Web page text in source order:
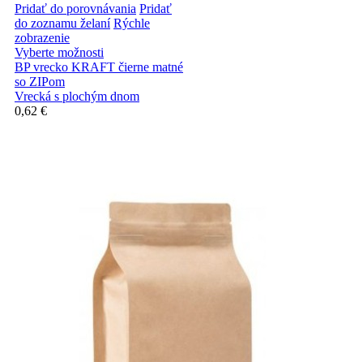
Pridať do porovnávania Pridať
do zoznamu želaní Rýchle
zobrazenie
Vyberte možnosti
BP vrecko KRAFT čierne matné
so ZIPom
Vrecká s plochým dnom
0,62 €